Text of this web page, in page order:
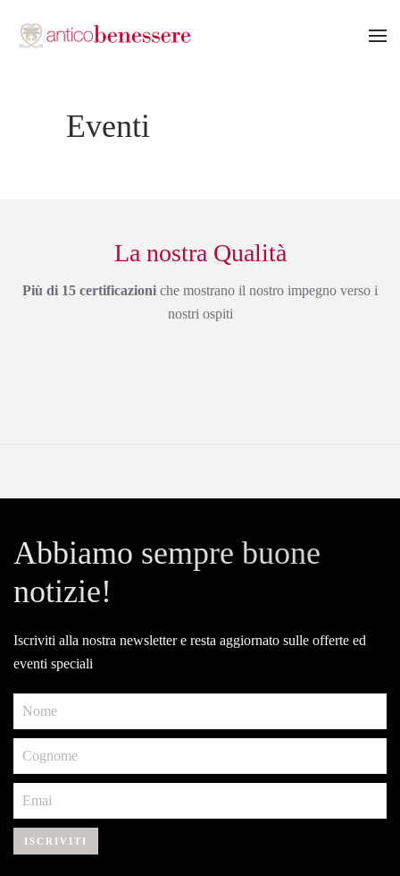
Passa
Eventi
La nostra Qualità
Più di 15 certificazioni che mostrano il nostro impegno verso i
nostri ospiti
Abbiamo sempre buone
notizie!
Iscriviti alla nostra newsletter e resta aggiornato sulle offerte ed
eventi speciali
ISCRIVITI